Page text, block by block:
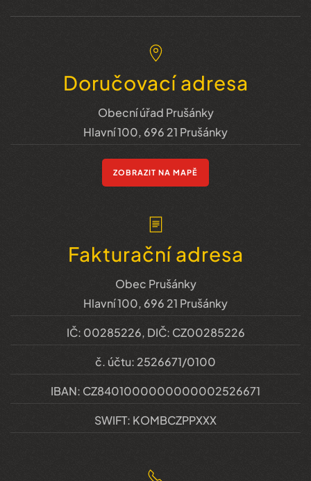
Doručovací adresa
Obecní úřad Prušánky
Hlavní 100, 696 21 Prušánky
ZOBRAZIT NA MAPĚ
Fakturační adresa
Obec Prušánky
Hlavní 100, 696 21 Prušánky
IČ: 00285226, DIČ: CZ00285226
č. účtu: 2526671/0100
IBAN: CZ8401000000000002526671
SWIFT: KOMBCZPPXXX